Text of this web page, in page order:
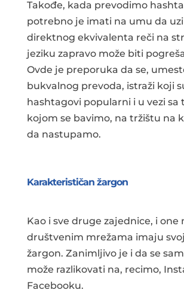
Takođe, kada prevodimo
potrebno je imati na umu da
direktnog ekvivalenta reči na
jeziku zapravo može biti
Ovde je preporuka da se,
bukvalnog prevoda, istraži koji
hashtagovi popularni i u vezi sa
kojom se bavimo, na tržištu na
da nastupamo.
Karakterističan žargon
Kao i sve druge zajednice, i one
društvenim mrežama imaju
žargon. Zanimljivo je i da se
može razlikovati na, recimo,
Facebooku.